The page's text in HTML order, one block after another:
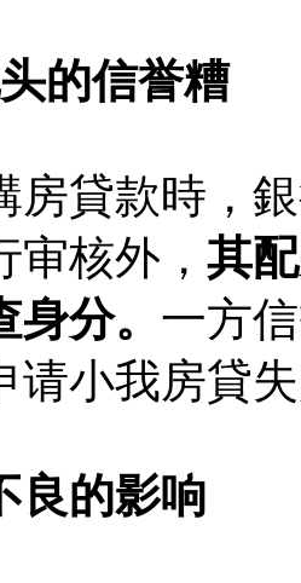
的信誉糟
房貸款時，
审核外， 其
分。 一方
请小我房貸
良的影响